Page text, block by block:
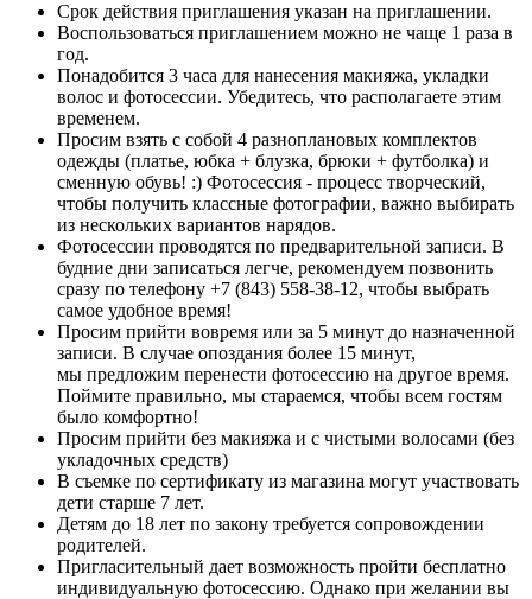
Срок действия приглашения указан на приглашении.
Воспользоваться приглашением можно не чаще 1 раза в
год.
Понадобится 3 часа для нанесения макияжа, укладки
волос и фотосессии. Убедитесь, что располагаете этим
временем.
Просим взять с собой 4 разноплановых комплектов
одежды (платье, юбка + блузка, брюки + футболка) и
сменную обувь! :) Фотосессия - процесс творческий,
чтобы получить классные фотографии, важно выбирать
из нескольких вариантов нарядов.
Фотосессии проводятся по предварительной записи. В
будние дни записаться легче, рекомендуем позвонить
сразу по телефону +7 (843) 558-38-12, чтобы выбрать
самое удобное время!
Просим прийти вовремя или за 5 минут до назначенной
записи. В случае опоздания более 15 минут,
мы предложим перенести фотосессию на другое время.
Поймите правильно, мы стараемся, чтобы всем гостям
было комфортно!
Просим прийти без макияжа и с чистыми волосами (без
укладочных средств)
В съемке по сертификату из магазина могут участвовать
дети старше 7 лет.
Детям до 18 лет по закону требуется сопровождении
родителей.
Пригласительный дает возможность пройти бесплатно
индивидуальную фотосессию. Однако при желании вы